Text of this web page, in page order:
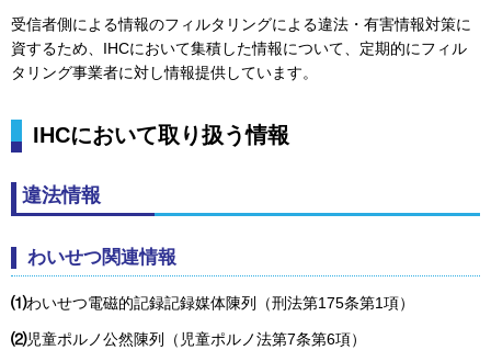
受信者側による情報のフィルタリングによる違法・有害情報対策に
資するため、IHCにおいて集積した情報について、定期的にフィル
タリング事業者に対し情報提供しています。
IHCにおいて取り扱う情報
違法情報
わいせつ関連情報
⑴わいせつ電磁的記録記録媒体陳列（刑法第175条第1項）
⑵児童ポルノ公然陳列（児童ポルノ法第7条第6項）